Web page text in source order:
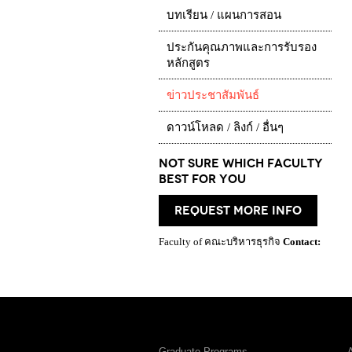
บทเรียน / แผนการสอน
ประกันคุณภาพและการรับรอง
หลักสูตร
ข่าวประชาสัมพันธ์
ดาวน์โหลด / ลิงก์ / อื่นๆ
Not Sure which Faculty
best for you
request more info
Faculty of คณะบริหารธุรกิจ Contact: